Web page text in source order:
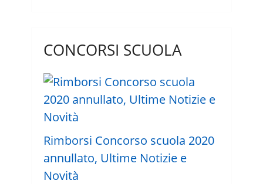
CONCORSI SCUOLA
Rimborsi Concorso scuola 2020
annullato, Ultime Notizie e
Novità